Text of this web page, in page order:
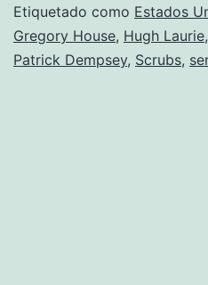
Etiquetado como Estados
Gregory House, Hugh Laurie,
Patrick Dempsey, Scrubs,